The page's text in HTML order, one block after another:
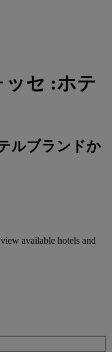
セ :ホテ
ルブランドか
available hotels and